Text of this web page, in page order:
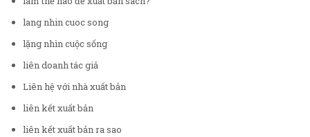
lang nhin cuoc song
lặng nhìn cuộc sống
liên doanh tác giả
Liên hệ với nhà xuất bản
liên kết xuất bản
liên kết xuất bản ra sao